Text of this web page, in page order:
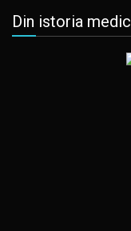
Din istoria